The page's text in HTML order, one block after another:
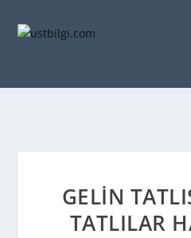
GELIN
TATLILAR